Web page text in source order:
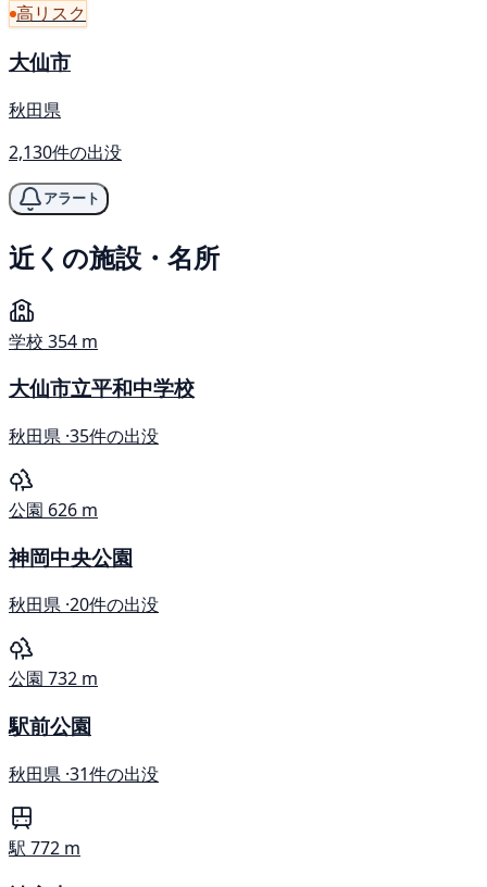
高リスク
大仙市
秋田県
2,130件の出没
アラート
近くの施設・名所
学校 354 m
大仙市立平和中学校
秋田県 ·35件の出没
公園 626 m
神岡中央公園
秋田県 ·20件の出没
公園 732 m
駅前公園
秋田県 ·31件の出没
駅 772 m